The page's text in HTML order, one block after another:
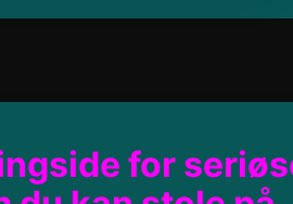
for